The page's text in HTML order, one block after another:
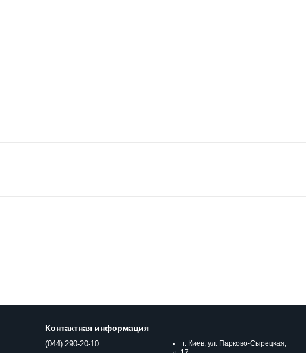
Контактная информация
(044) 290-20-10
г. Киев, ул. Парково-Сырецкая,